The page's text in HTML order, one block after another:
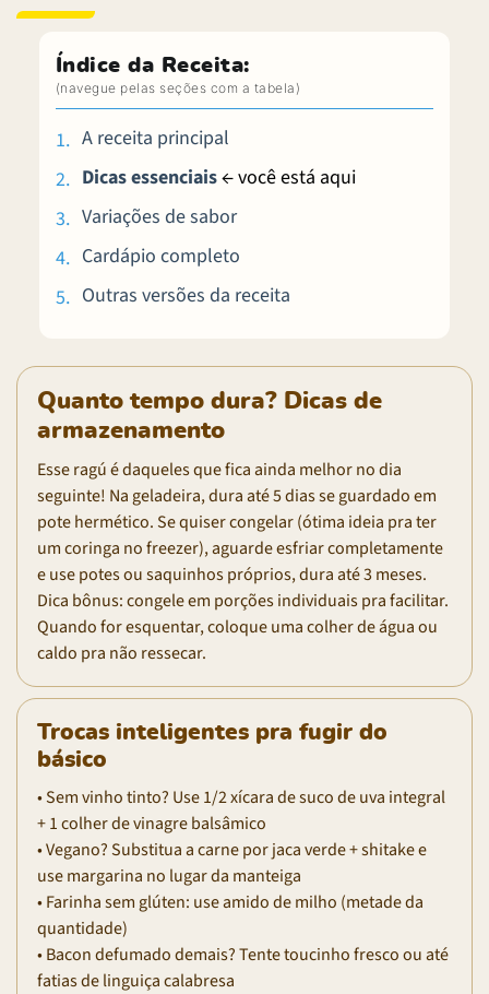
Índice da Receita:
A receita principal
Dicas essenciais← você está aqui
Variações de sabor
Cardápio completo
Outras versões da receita
Quanto tempo dura? Dicas de
armazenamento
Esse ragú é daqueles que fica ainda melhor no dia
seguinte! Na geladeira, dura até 5 dias se guardado em
pote hermético. Se quiser congelar (ótima ideia pra ter
um coringa no freezer), aguarde esfriar completamente
e use potes ou saquinhos próprios, dura até 3 meses.
Dica bônus: congele em porções individuais pra facilitar.
Quando for esquentar, coloque uma colher de água ou
caldo pra não ressecar.
Trocas inteligentes pra fugir do
básico
• Sem vinho tinto? Use 1/2 xícara de suco de uva integral
+ 1 colher de vinagre balsâmico
• Vegano? Substitua a carne por jaca verde + shitake e
use margarina no lugar da manteiga
• Farinha sem glúten: use amido de milho (metade da
quantidade)
• Bacon defumado demais? Tente toucinho fresco ou até
fatias de linguiça calabresa